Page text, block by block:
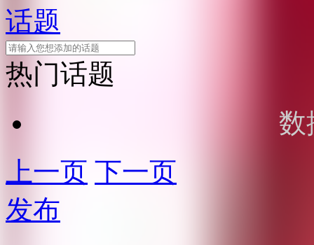
话题
热门话题
数
上一页 下一页
发布